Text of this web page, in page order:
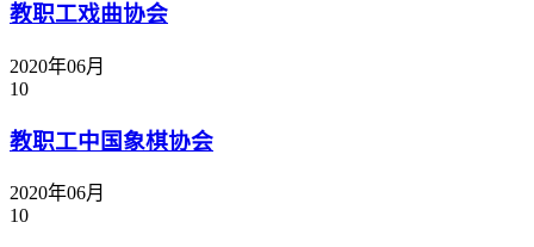
教职工戏曲协会
2020年06月
10
教职工中国象棋协会
2020年06月
10